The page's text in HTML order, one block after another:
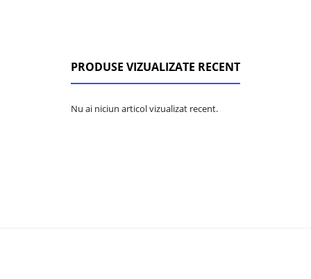
PRODUSE VIZUALIZATE RECENT
Nu ai niciun articol vizualizat recent.